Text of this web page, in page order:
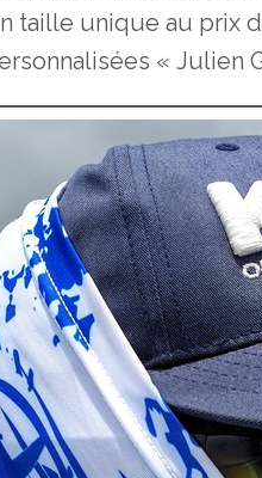
taille unique au prix
« Julien